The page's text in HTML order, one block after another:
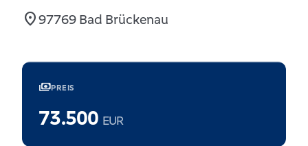
location_on97769 Bad Brückenau
paymentsPREIS
73.500 EUR